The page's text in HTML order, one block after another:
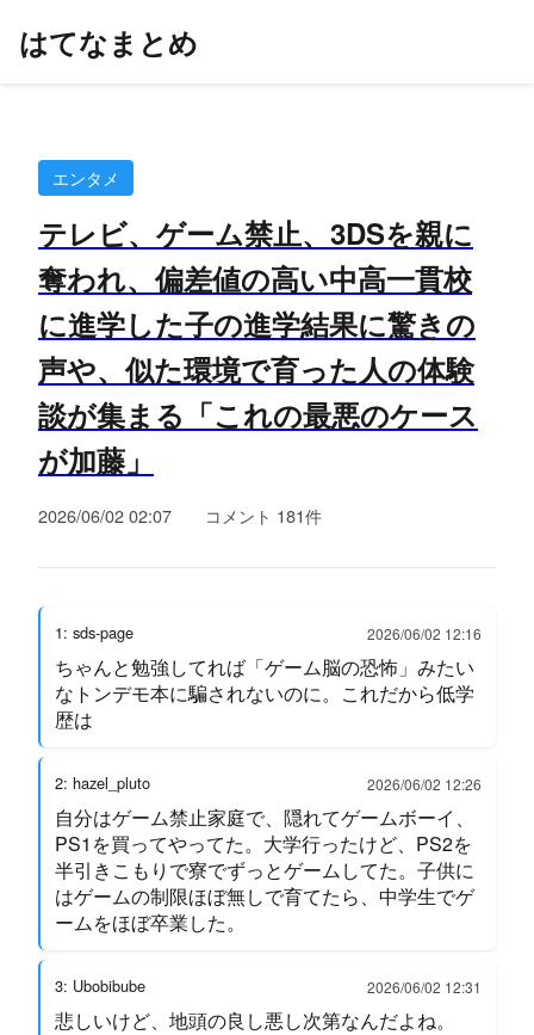
はてなまとめ
エンタメ
テレビ、ゲーム禁止、3DSを親に
奪われ、偏差値の高い中高一貫校
に進学した子の進学結果に驚きの
声や、似た環境で育った人の体験
談が集まる「これの最悪のケース
が加藤」
2026/06/02 02:07 コメント 181件
1: sds-page 2026/06/02 12:16
ちゃんと勉強してれば「ゲーム脳の恐怖」みたい
なトンデモ本に騙されないのに。これだから低学
歴は
2: hazel_pluto 2026/06/02 12:26
自分はゲーム禁止家庭で、隠れてゲームボーイ、
PS1を買ってやってた。大学行ったけど、PS2を
半引きこもりで寮でずっとゲームしてた。子供に
はゲームの制限ほぼ無しで育てたら、中学生でゲ
ームをほぼ卒業した。
3: Ubobibube 2026/06/02 12:31
悲しいけど、地頭の良し悪し次第なんだよね。